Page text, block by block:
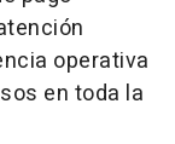
operativa
en toda la